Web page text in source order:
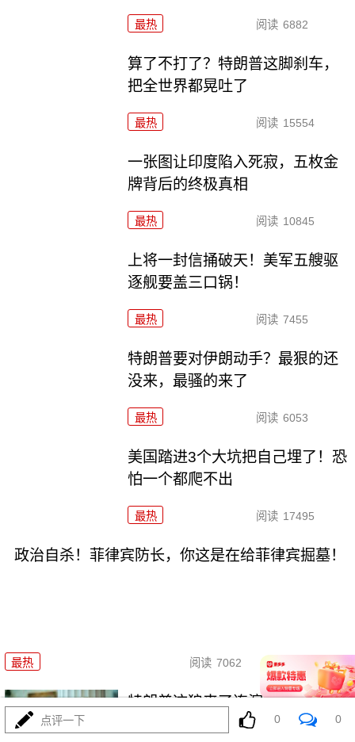
最热 阅读 6882
算了不打了？特朗普这脚刹车，
把全世界都晃吐了
最热 阅读 15554
一张图让印度陷入死寂，五枚金
牌背后的终极真相
最热 阅读 10845
上将一封信捅破天！美军五艘驱
逐舰要盖三口锅！
最热 阅读 7455
特朗普要对伊朗动手？最狠的还
没来，最骚的来了
最热 阅读 6053
美国踏进3个大坑把自己埋了！恐
怕一个都爬不出
最热 阅读 17495
政治自杀！菲律宾防长，你这是在给菲律宾掘墓！
最热 阅读 7062 08-03
特朗普这狼来了连演十遍，伊
朗：你猜我信不信？
点评一下 0 0